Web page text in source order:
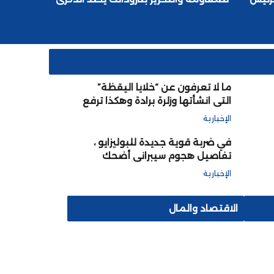
ما لا تعرفون عن “خلايا اليقظة”
التي انشأتها وزلرة برادة وهكذا ترفع
من جودة التعليم وتنشئ أجيالا
قادمة متعلمة مؤهلة
الإخبارية
في ضربة قوية جديدة للبوليزايو ،
تفاصيل هجوم سيبراني أضحك
العالم على الجبهة وحاضنتها الجزائر
الإخبارية
الاقتصاد والمال